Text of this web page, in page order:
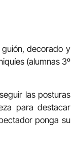
decorado y
(alumnas 3º
las posturas
para destacar
ponga su